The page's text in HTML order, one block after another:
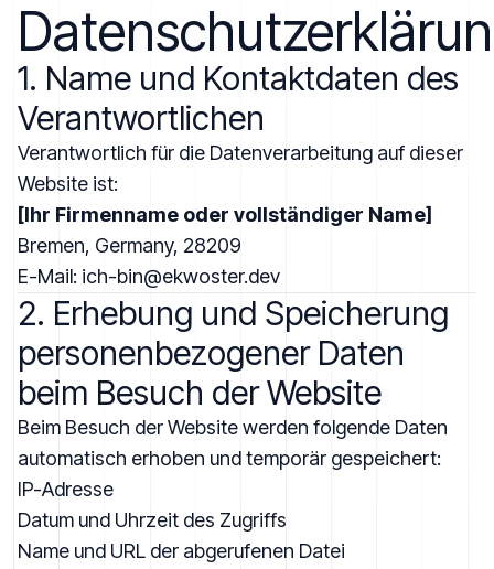
1. Name und Kontaktdaten des
Verantwortlichen
Verantwortlich für die Datenverarbeitung auf dieser
Website ist:
[Ihr Firmenname oder vollständiger Name]
Bremen, Germany, 28209
E-Mail: ich-bin@ekwoster.dev
2. Erhebung und Speicherung
personenbezogener Daten
beim Besuch der Website
Beim Besuch der Website werden folgende Daten
automatisch erhoben und temporär gespeichert:
IP-Adresse
Datum und Uhrzeit des Zugriffs
Name und URL der abgerufenen Datei